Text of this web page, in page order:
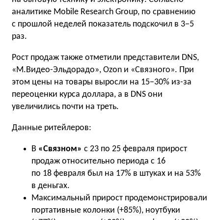
аналитике Mobile Research Group, по сравнению
с прошлой неделей показатель подскочил в 3−5
раз.
Рост продаж также отметили представители DNS,
«М.Видео-Эльдорадо», Ozon и «Связного». При
этом цены на товары выросли на 15−30% из-за
переоценки курса доллара, а в DNS они
увеличились почти на треть.
Данные ритейлеров:
В «Связном» с 23 по 25 февраля прирост
продаж относительно периода с 16
по 18 февраля был на 17% в штуках и на 53%
в деньгах.
Максимальный прирост продемонстрировали
портативные колонки (+85%), ноутбуки